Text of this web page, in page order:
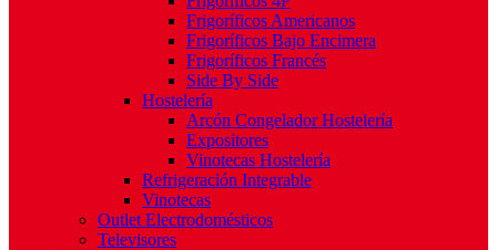
Frigoríficos Americanos
Frigoríficos Bajo Encimera
Frigoríficos Francés
Side By Side
Hostelería
Arcón Congelador Hostelería
Expositores
Vinotecas Hostelería
Refrigeración Integrable
Vinotecas
Outlet Electrodomésticos
Televisores